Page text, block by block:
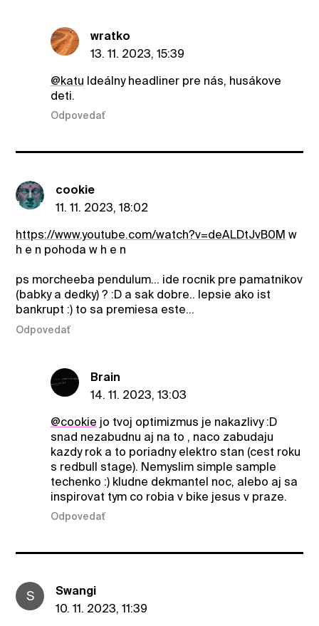
wratko
13. 11. 2023, 15:39
@katu Ideálny headliner pre nás, husákove
deti.
Odpovedať
cookie
11. 11. 2023, 18:02
https://www.youtube.com/watch?v=deALDtJvB0M w
h e n pohoda w h e n
ps morcheeba pendulum... ide rocnik pre pamatnikov
(babky a dedky) ? :D a sak dobre.. lepsie ako ist
bankrupt :) to sa premiesa este...
Odpovedať
Brain
14. 11. 2023, 13:03
@cookie jo tvoj optimizmus je nakazlivy :D
snad nezabudnu aj na to , naco zabudaju
kazdy rok a to poriadny elektro stan (cest roku
s redbull stage). Nemyslim simple sample
techenko :) kludne dekmantel noc, alebo aj sa
inspirovat tym co robia v bike jesus v praze.
Odpovedať
S
Swangi
10. 11. 2023, 11:39